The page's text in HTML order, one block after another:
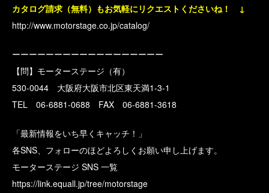
カタログ請求（無料）もお気軽にリクエストくださいね！ ↓
http://www.motorstage.co.jp/catalog/
ーーーーーーーーーーーーーーーーーー
【問】モーターステージ（有）
530-0044 大阪府大阪市北区東天満1-3-1
TEL 06-6881-0688 FAX 06-6881-3618
「最新情報をいち早くキャッチ！」
各SNS、フォローのほどよろしくお願い申し上げます。
モーターステージ SNS 一覧
https://link.equall.jp/tree/motorstage